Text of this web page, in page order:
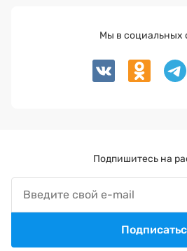
Мы в социальных
Подпишитесь на